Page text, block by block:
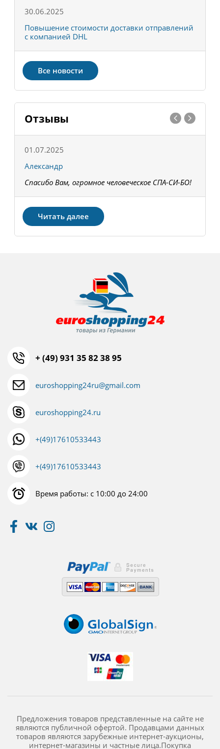
30.06.2025
Повышение стоимости доставки отправлений
с компанией DHL
Все новости
Отзывы
01.07.2025
Александр
Спасибо Вам, огромное человеческое СПА-СИ-БО!
Читать далее
+ (49) 931 35 82 38 95
euroshopping24ru@gmail.com
euroshopping24.ru
+(49)17610533443
+(49)17610533443
Время работы: с 10:00 до 24:00
Предложения товаров представленные на сайте не
являются публичной офертой. Продавцами данных
товаров являются зарубежные интернет-аукционы,
интернет-магазины и частные лица.Покупка